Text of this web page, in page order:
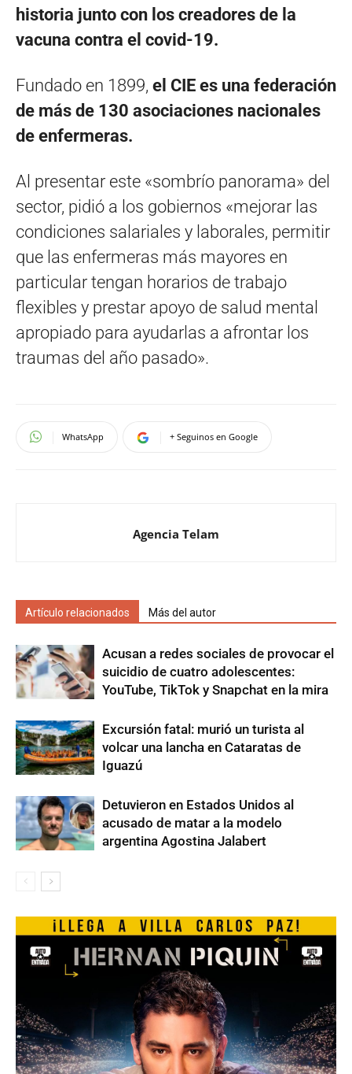
historia junto con los creadores de la
vacuna contra el covid-19.
Fundado en 1899, el CIE es una federación
de más de 130 asociaciones nacionales
de enfermeras.
Al presentar este «sombrío panorama» del
sector, pidió a los gobiernos «mejorar las
condiciones salariales y laborales, permitir
que las enfermeras más mayores en
particular tengan horarios de trabajo
flexibles y prestar apoyo de salud mental
apropiado para ayudarlas a afrontar los
traumas del año pasado».
WhatsApp + Seguinos en Google
Agencia Telam
Artículo relacionados Más del autor
Acusan a redes sociales de provocar el
suicidio de cuatro adolescentes:
YouTube, TikTok y Snapchat en la mira
Excursión fatal: murió un turista al
volcar una lancha en Cataratas de
Iguazú
Detuvieron en Estados Unidos al
acusado de matar a la modelo
argentina Agostina Jalabert